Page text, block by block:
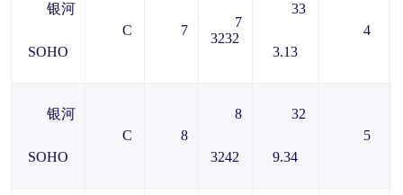
银河
SOHO
C 7
7
3232
33
3.13
4
银河
SOHO
C 8
8
3242
32
9.34
5